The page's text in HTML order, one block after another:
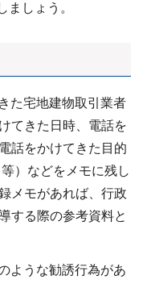
ましょう。
た宅地建物取引業者
てきた日時、電話を
話をかけてきた目的
）などをメモに残し
メモがあれば、行政
する際の参考資料と
ような勧誘行為があ